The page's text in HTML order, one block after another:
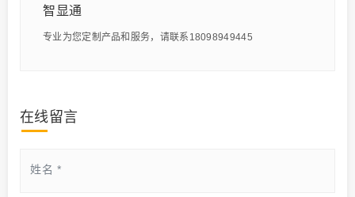
智显通
专业为您定制产品和服务，请联系18098949445
在线留言